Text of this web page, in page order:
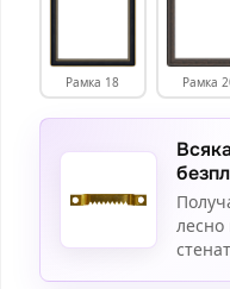
Рамка 18 Рамка
лесно